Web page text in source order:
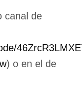
canal de
) o en el de